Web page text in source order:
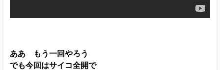
ああ もう一回やろう
でも今回はサイコ全開で